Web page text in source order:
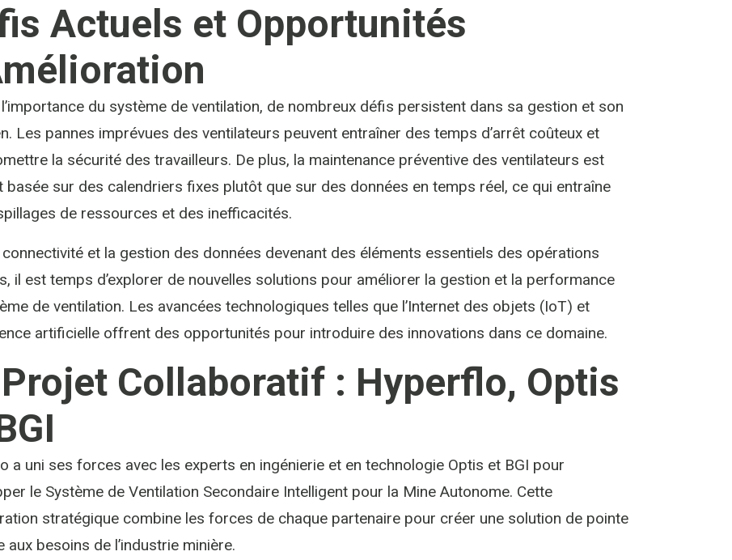
Actuels et Opportunités
du système de ventilation, de nombreux défis persistent dans sa gestion et son
Les pannes imprévues des ventilateurs peuvent entraîner des temps d’arrêt coûteux et
la sécurité des travailleurs. De plus, la maintenance préventive des ventilateurs est
basée sur des calendriers fixes plutôt que sur des données en temps réel, ce qui entraîne
de ressources et des inefficacités.
et la gestion des données devenant des éléments essentiels des opérations
il est temps d’explorer de nouvelles solutions pour améliorer la gestion et la performance
de ventilation. Les avancées technologiques telles que l’Internet des objets (IoT) et
artificielle offrent des opportunités pour introduire des innovations dans ce domaine.
Collaboratif : Hyperflo, Optis
a uni ses forces avec les experts en ingénierie et en technologie Optis et BGI pour
le Système de Ventilation Secondaire Intelligent pour la Mine Autonome. Cette
stratégique combine les forces de chaque partenaire pour créer une solution de pointe
aux besoins de l’industrie minière.